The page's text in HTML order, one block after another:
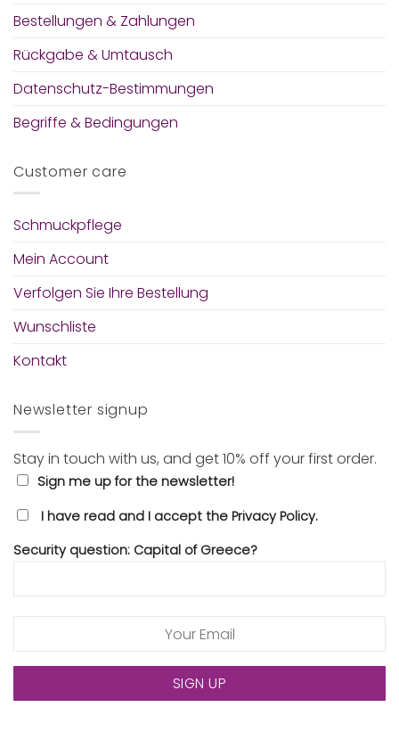
Bestellungen & Zahlungen
Rückgabe & Umtausch
Datenschutz-Bestimmungen
Begriffe & Bedingungen
Customer care
Schmuckpflege
Mein Account
Verfolgen Sie Ihre Bestellung
Wunschliste
Kontakt
Newsletter signup
Stay in touch with us, and get 10% off your first order.
Sign me up for the newsletter!
I have read and I accept the Privacy Policy.
Security question: Capital of Greece?